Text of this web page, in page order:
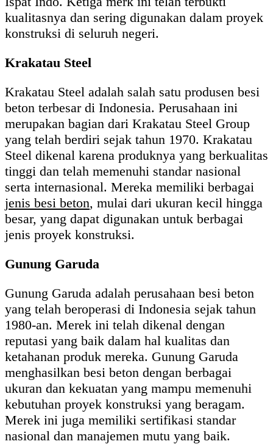
kualitasnya dan sering digunakan dalam proyek
konstruksi di seluruh negeri.
Krakatau Steel
Krakatau Steel adalah salah satu produsen besi
beton terbesar di Indonesia. Perusahaan ini
merupakan bagian dari Krakatau Steel Group
yang telah berdiri sejak tahun 1970. Krakatau
Steel dikenal karena produknya yang berkualitas
tinggi dan telah memenuhi standar nasional
serta internasional. Mereka memiliki berbagai
jenis besi beton, mulai dari ukuran kecil hingga
besar, yang dapat digunakan untuk berbagai
jenis proyek konstruksi.
Gunung Garuda
Gunung Garuda adalah perusahaan besi beton
yang telah beroperasi di Indonesia sejak tahun
1980-an. Merek ini telah dikenal dengan
reputasi yang baik dalam hal kualitas dan
ketahanan produk mereka. Gunung Garuda
menghasilkan besi beton dengan berbagai
ukuran dan kekuatan yang mampu memenuhi
kebutuhan proyek konstruksi yang beragam.
Merek ini juga memiliki sertifikasi standar
nasional dan manajemen mutu yang baik.